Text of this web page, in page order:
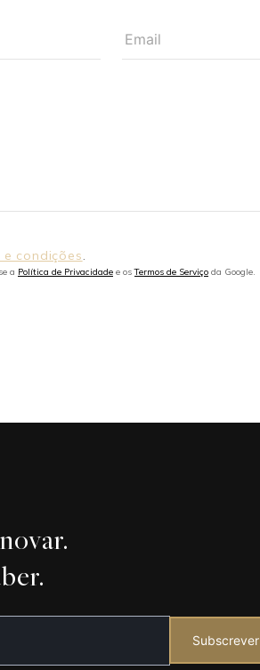
Email
e condições.
a Política de Privacidade e osTermos de Serviço da Google.
Subscrever